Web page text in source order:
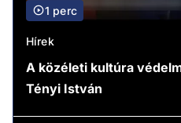
1 perc
Hírek
A közéleti kultúra
Tényi István